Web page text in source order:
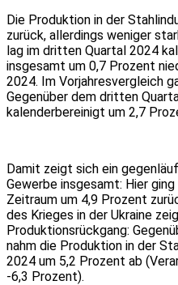
Die Produktion in der
zurück, allerdings weniger
lag im dritten Quartal 2024
insgesamt um 0,7 Prozent
2024. Im Vorjahresvergleich
Gegenüber dem dritten
kalenderbereinigt um 2,7
Damit zeigt sich ein
Gewerbe insgesamt: Hier
Zeitraum um 4,9 Prozent
des Krieges in der Ukraine
Produktionsrückgang:
nahm die Produktion in der
2024 um 5,2 Prozent ab
-6,3 Prozent).